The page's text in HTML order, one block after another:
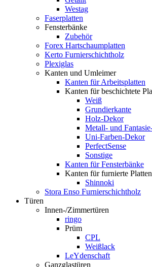
Westag
Faserplatten
Fensterbänke
Zubehör
Forex Hartschaumplatten
Kerto Furnierschichtholz
Plexiglas
Kanten und Umleimer
Kanten für Arbeitsplatten
Kanten für beschichtete
Weiß
Grundierkante
Holz-Dekor
Metall- und
Uni-Farben-Dekor
PerfectSense
Sonstige
Kanten für Fensterbänke
Kanten für furnierte Platten
Shinnoki
Stora Enso Furnierschichtholz
Türen
Innen-/Zimmertüren
ringo
Prüm
CPL
Weißlack
LeYdenschaft
Ganzglastüren